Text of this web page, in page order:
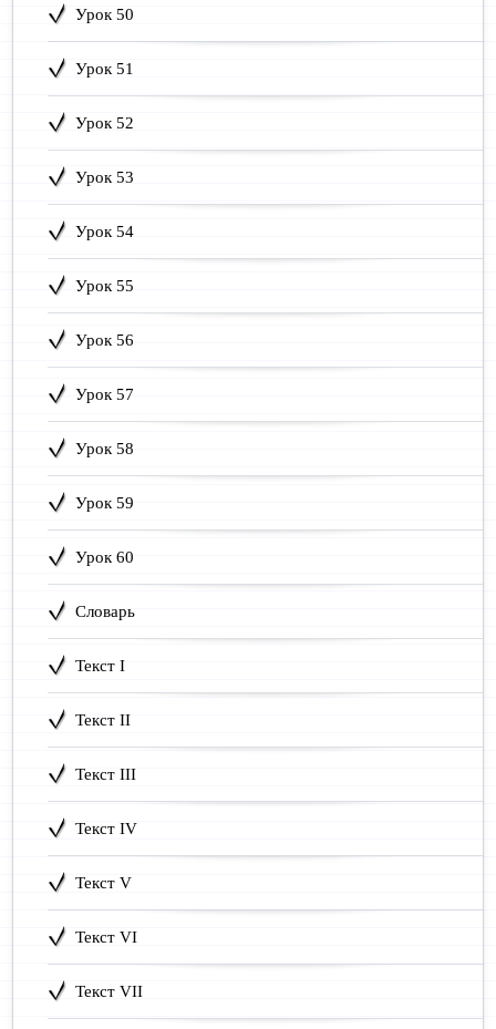
Урок 50
Урок 51
Урок 52
Урок 53
Урок 54
Урок 55
Урок 56
Урок 57
Урок 58
Урок 59
Урок 60
Словарь
Текст I
Текст II
Текст III
Текст IV
Текст V
Текст VI
Текст VII